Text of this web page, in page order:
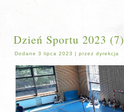
Dzień Sportu 2023 (7)
Dodane 3 lipca 2023 |przez dyrekcja